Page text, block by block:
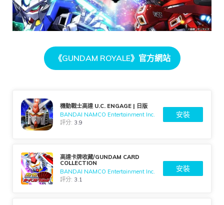
《GUNDAM ROYALE》官方網站
機動戰士高達 U.C. ENGAGE | 日版
BANDAI NAMCO Entertainment Inc.
評分: 3.9
安裝
高達卡牌收藏/GUNDAM CARD
COLLECTION
BANDAI NAMCO Entertainment Inc.
評分: 3.1
安裝